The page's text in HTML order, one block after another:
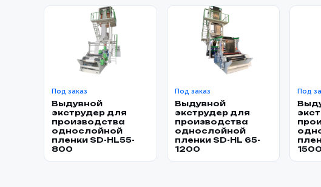
Под заказ
Выдувной
экструдер для
производства
однослойной
пленки SD-HL55-
800
Под заказ
Выдувной
экструдер для
производства
однослойной
пленки SD-HL 65-
1200
Под
1500